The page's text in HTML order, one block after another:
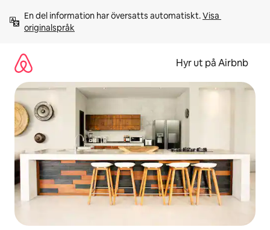
innehåll
En del information har översatts automatiskt. Visa
originalspråk
Hyr ut på Airbnb